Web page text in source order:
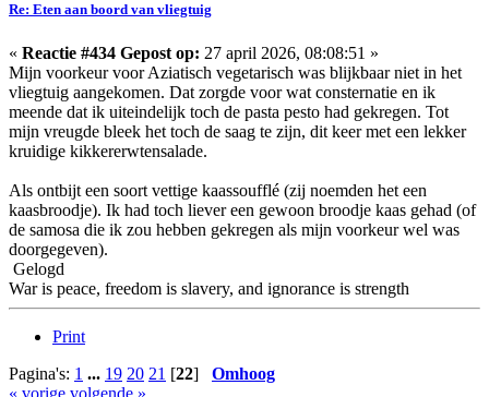
Re: Eten aan boord van vliegtuig
« Reactie #434 Gepost op: 27 april 2026, 08:08:51 »
Mijn voorkeur voor Aziatisch vegetarisch was blijkbaar niet in het
vliegtuig aangekomen. Dat zorgde voor wat consternatie en ik
meende dat ik uiteindelijk toch de pasta pesto had gekregen. Tot
mijn vreugde bleek het toch de saag te zijn, dit keer met een lekker
kruidige kikkererwtensalade.
Als ontbijt een soort vettige kaassoufflé (zij noemden het een
kaasbroodje). Ik had toch liever een gewoon broodje kaas gehad (of
de samosa die ik zou hebben gekregen als mijn voorkeur wel was
doorgegeven).
Gelogd
War is peace, freedom is slavery, and ignorance is strength
Print
Pagina's: 1 ... 19 20 21 [22] Omhoog
« vorige volgende »